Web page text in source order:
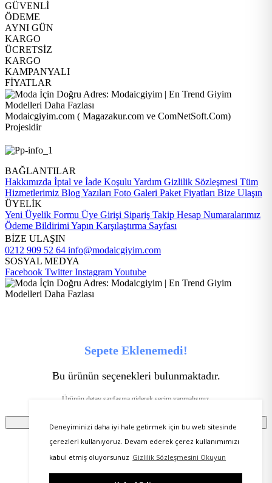
Deneyiminizi daha iyi hale getirmek için bu web sitesinde
çerezleri kullanıyoruz. Devam ederek çerez kullanımımızı
kabul etmiş oluyorsunuz Gizlilik Sözleşmesini Okuyun
GÜVENLİ
ÖDEME
AYNI GÜN
KARGO
ÜCRETSİZ
KARGO
KAMPANYALI
FİYATLAR
Modaicgiyim.com ( Magazakur.com ve ComNetSoft.Com)
Projesidir
BAĞLANTILAR
Hakkımızda İptal ve İade Koşulu Yardım Gizlilik Sözleşmesi Tüm
Hizmetlerimiz Blog Yazıları Foto Galeri Paket Fiyatları Bize Ulaşın
ÜYELİK
Yeni Üyelik Formu Üye Girişi Sipariş Takip Hesap Numaralarımız
Ödeme Bildirimi Yapın Karşılaştırma Sayfası
BİZE ULAŞIN
0212 909 52 64 info@modaicgiyim.com
SOSYAL MEDYA
Facebook TwitterInstagramYoutube
Sepete Eklenemedi!
Bu ürünün seçenekleri bulunmaktadır.
Ürünün detay sayfasına giderek seçim yapmalısınız.
Tamam
Ürünü favorilere ekleyebilmeniz için üye girişi